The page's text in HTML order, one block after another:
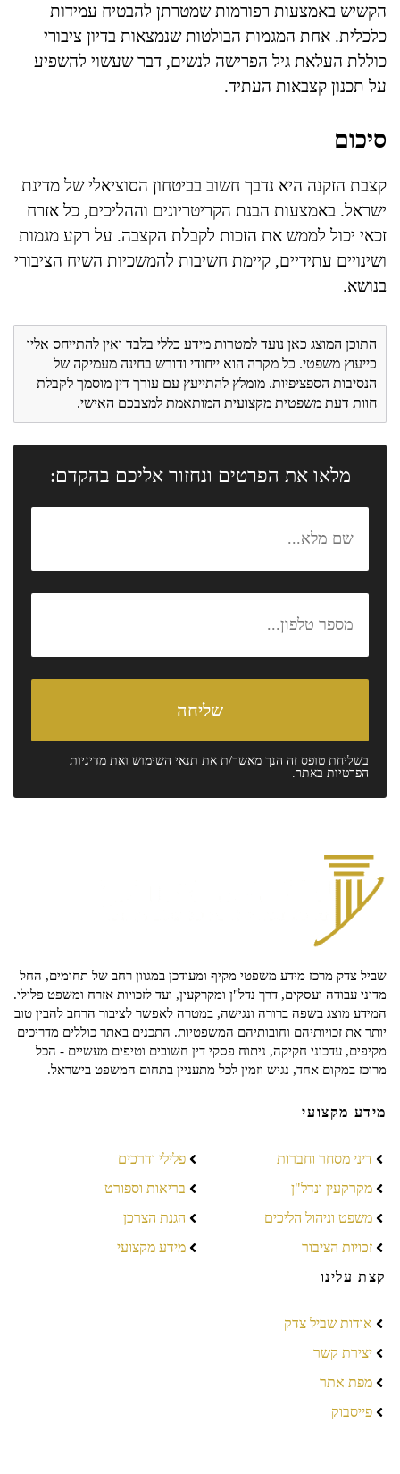
הקשיש באמצעות רפורמות שמטרתן להבטיח עמידות
כלכלית. אחת המגמות הבולטות שנמצאות בדיון ציבורי
כוללת העלאת גיל הפרישה לנשים, דבר שעשוי להשפיע
על תכנון קצבאות העתיד.
סיכום
קצבת הזקנה היא נדבך חשוב בביטחון הסוציאלי של מדינת
ישראל. באמצעות הבנת הקריטריונים וההליכים, כל אזרח
זכאי יכול לממש את הזכות לקבלת הקצבה. על רקע מגמות
ושינויים עתידיים, קיימת חשיבות להמשכיות השיח הציבורי
בנושא.
התוכן המוצג כאן נועד למטרות מידע כללי בלבד ואין להתייחס אליו
כייעוץ משפטי. כל מקרה הוא ייחודי ודורש בחינה מעמיקה של
הנסיבות הספציפיות. מומלץ להתייעץ עם עורך דין מוסמך לקבלת
חוות דעת משפטית מקצועית המותאמת למצבכם האישי.
מלאו את הפרטים ונחזור אליכם בהקדם:
בשליחת טופס זה הנך מאשר/ת את תנאי השימוש ואת מדיניות
הפרטיות באתר.
שביל צדק מרכז מידע משפטי מקיף ומעודכן במגוון רחב של תחומים, החל
מדיני עבודה ועסקים, דרך נדל"ן ומקרקעין, ועד לזכויות אזרח ומשפט פלילי.
המידע מוצג בשפה ברורה ונגישה, במטרה לאפשר לציבור הרחב להבין טוב
יותר את זכויותיהם וחובותיהם המשפטיות. התכנים באתר כוללים מדריכים
מקיפים, עדכוני חקיקה, ניתוח פסקי דין חשובים וטיפים מעשיים - הכל
מרוכז במקום אחד, נגיש וזמין לכל מתעניין בתחום המשפט בישראל.
מידע מקצועי
דיני מסחר וחברות
מקרקעין ונדל"ן
משפט וניהול הליכים
זכויות הציבור
פלילי ודרכים
בריאות וספורט
הגנת הצרכן
מידע מקצועי
קצת עלינו
אודות שביל צדק
יצירת קשר
מפת אתר
פייסבוק